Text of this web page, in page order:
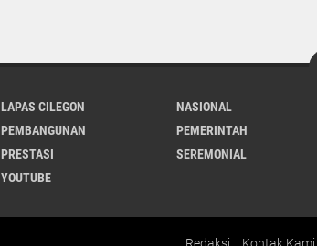
LAPAS CILEGON NASIONAL
PEMBANGUNAN PEMERINTAH
PRESTASI SEREMONIAL
YOUTUBE